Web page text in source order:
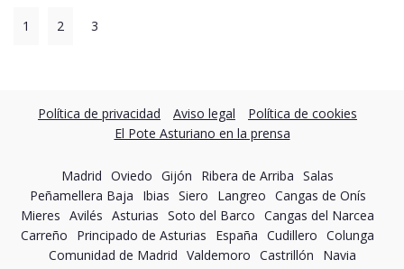
1 2 3
Política de privacidad Aviso legal
Política de cookies
El Pote Asturiano en la prensa
Madrid Oviedo Gijón Ribera de Arriba Salas
Peñamellera Baja
Ibias Siero Langreo Cangas de Onís
Mieres Avilés Asturias Soto del Barco Cangas del Narcea
Carreño
Principado de Asturias España Cudillero Colunga
Comunidad de Madrid Valdemoro Castrillón Navia